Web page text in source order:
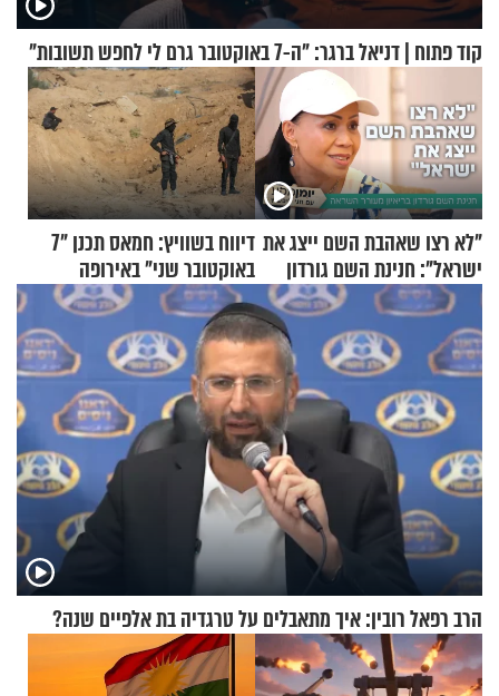
קוד פתוח | דניאל ברגר: "ה-7 באוקטובר גרם לי לחפש תשובות"
"לא רצו שאהבת השם ייצג את
ישראל": חנינת השם גורדון
בריאיון מעורר השראה
דיווח בשוויץ: חמאס תכנן "7
באוקטובר שני" באירופה
הרב רפאל רובין: איך מתאבלים על טרגדיה בת אלפיים שנה?